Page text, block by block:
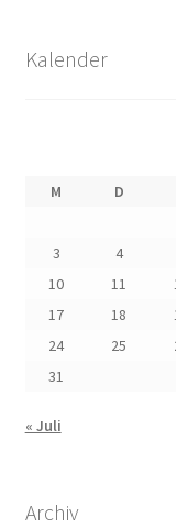
Kalender
M D
3
4
10
11
17
18
24
25
31
« Juli
Archiv